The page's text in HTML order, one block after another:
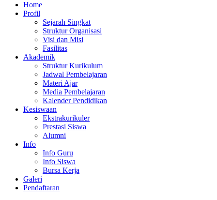
Home
Profil
Sejarah Singkat
Struktur Organisasi
Visi dan Misi
Fasilitas
Akademik
Struktur Kurikulum
Jadwal Pembelajaran
Materi Ajar
Media Pembelajaran
Kalender Pendidikan
Kesiswaan
Ekstrakurikuler
Prestasi Siswa
Alumni
Info
Info Guru
Info Siswa
Bursa Kerja
Galeri
Pendaftaran